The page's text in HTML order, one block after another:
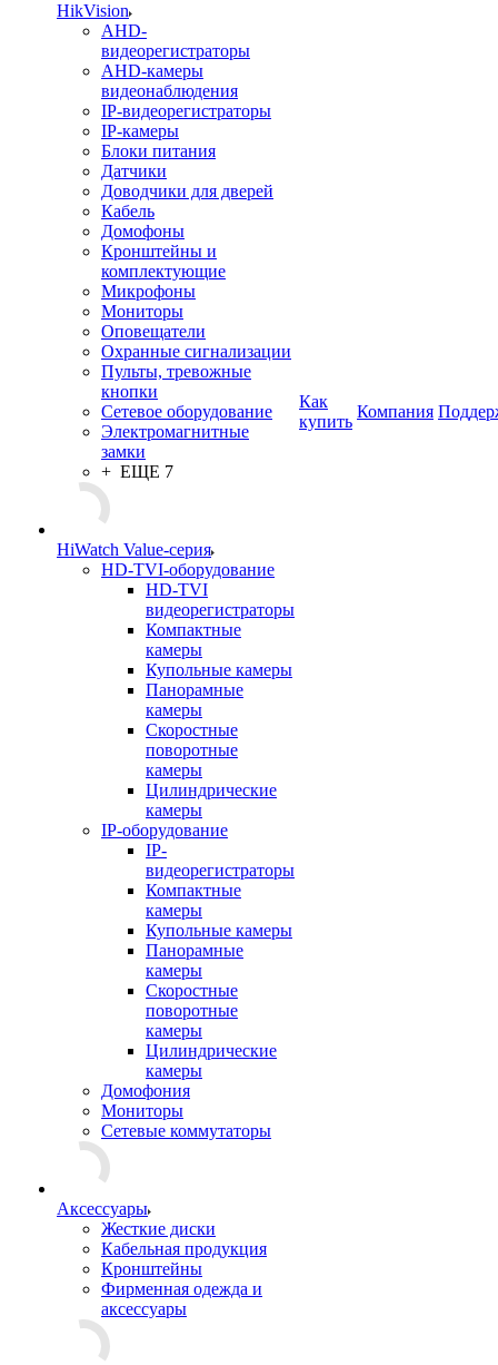
HikVision
AHD-
видеорегистраторы
AHD-камеры
видеонаблюдения
IP-видеорегистраторы
IP-камеры
Блоки питания
Датчики
Доводчики для дверей
Кабель
Домофоны
Кронштейны и
комплектующие
Микрофоны
Мониторы
Оповещатели
Охранные сигнализации
Пульты, тревожные
кнопки
Сетевое оборудование
Электромагнитные
замки
+ ЕЩЕ 7
HiWatch Value-серия
HD-TVI-оборудование
HD-TVI
видеорегистраторы
Компактные
камеры
Купольные камеры
Панорамные
камеры
Скоростные
поворотные
камеры
Цилиндрические
камеры
IP-оборудование
IP-
видеорегистраторы
Компактные
камеры
Купольные камеры
Панорамные
камеры
Скоростные
поворотные
камеры
Цилиндрические
камеры
Домофония
Мониторы
Сетевые коммутаторы
Аксессуары
Жесткие диски
Кабельная продукция
Кронштейны
Фирменная одежда и
аксессуары
Как
купить
Компания